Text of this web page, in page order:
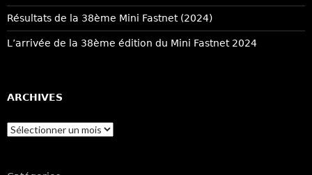
Résultats de la 38ème Mini Fastnet (2024)
L’arrivée de la 38ème édition du Mini Fastnet 2024
ARCHIVES
Archives